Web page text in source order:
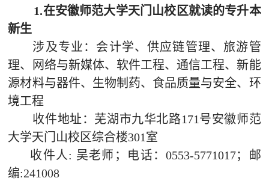
1.在安徽师范大学天门山校区就读的专升本
新生
涉及专业：会计学、供应链管理、旅游管
理、网络与新媒体、软件工程、通信工程、新能
源材料与器件、生物制药、食品质量与安全、环
境工程
收件地址： 芜湖市九华北路171号安徽师范
大学天门山校区综合楼301室
收件人: 吴老师；电话：0553-5771017；邮
编:241008